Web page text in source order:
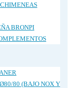
BRONPI
80 (BAJO NOX Y